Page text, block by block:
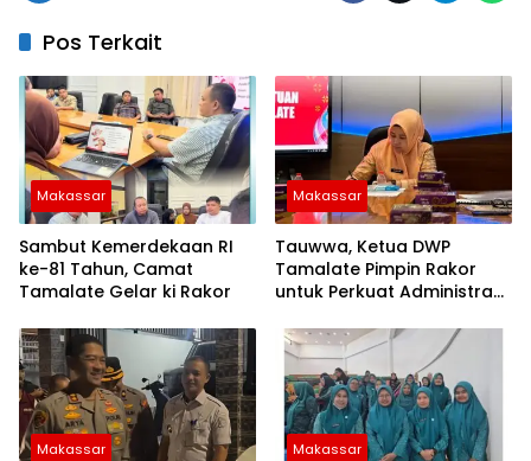
Pos Terkait
Makassar
Sambut Kemerdekaan RI
ke-81 Tahun, Camat
Tamalate Gelar ki Rakor
Makassar
Tauwwa, Ketua DWP
Tamalate Pimpin Rakor
untuk Perkuat Administrasi
Makassar Makassar